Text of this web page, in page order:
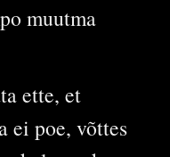
muutma
ette, et
ei poe, võttes